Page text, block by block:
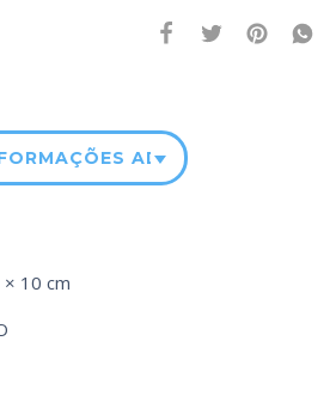
ADICIONAIS
10 cm